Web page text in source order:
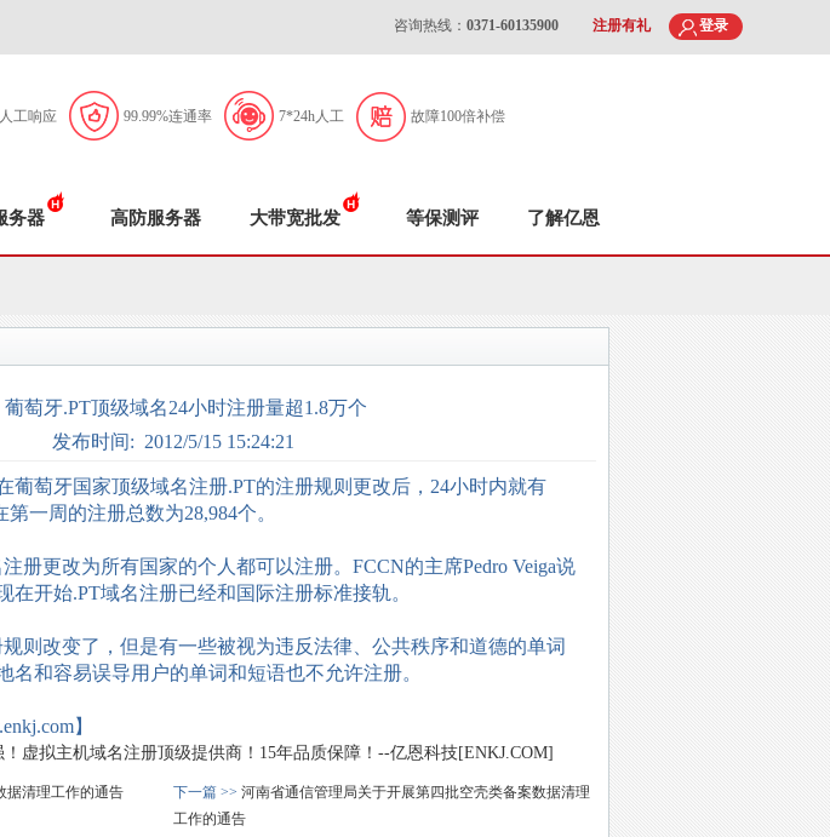
咨询热线： 0371-60135900 注册有礼 登录
工响应 99.99%连通率 7*24h人工 故障100倍补偿
务器 高防服务器 大带宽批发 等保测评 了解亿恩
葡萄牙.PT顶级域名24小时注册量超1.8万个
发布时间: 2012/5/15 15:24:21
萄牙国家顶级域名注册.PT的注册规则更改后，24小时内就有
一周的注册总数为28,984个。
更改为所有国家的个人都可以注册。FCCN的主席Pedro Veiga说
在开始.PT域名注册已经和国际注册标准接轨。
改变了，但是有一些被视为违反法律、公共秩序和道德的单词
名和容易误导用户的单词和短语也不允许注册。
】
虚拟主机域名注册顶级提供商！15年品质保障！--亿恩科技[ENKJ.COM]
据清理工作的通告 下一篇 >> 河南省通信管理局关于开展第四批空壳类备案数据清理
工作的通告